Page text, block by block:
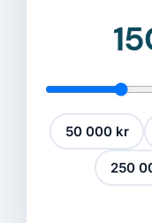
50 000 kr
250